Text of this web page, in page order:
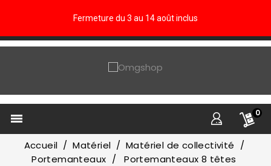
Fermeture du 3 au 14 août inclus
 0
Accueil Matériel
Matériel de collectivité
Portemanteaux
Portemanteaux 8 têtes